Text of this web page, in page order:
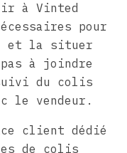
à Vinted
pour
et la situer
à joindre
du colis
le vendeur.
client dédié
de colis